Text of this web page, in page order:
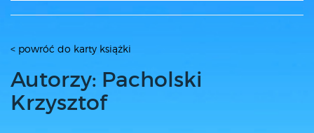
< powróć do karty książki
Autorzy: Pacholski
Krzysztof